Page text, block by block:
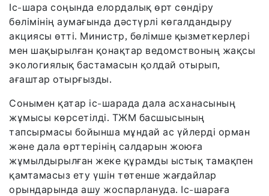
Іс-шара соңында елордалық өрт сөндіру
бөлімінің аумағында дәстүрлі көгалдандыру
акциясы өтті. Министр, бөлімше қызметкерлері
мен шақырылған қонақтар ведомствоның жақсы
экологиялық бастамасын қолдай отырып,
ағаштар отырғызды.
Сонымен қатар іс-шарада дала асханасының
жұмысы көрсетілді. ТЖМ басшысының
тапсырмасы бойынша мұндай ас үйлерді орман
және дала өрттерінің салдарын жоюға
жұмылдырылған жеке құрамды ыстық тамақпен
қамтамасыз ету үшін төтенше жағдайлар
орындарында ашу жоспарлануда. Іс-шараға